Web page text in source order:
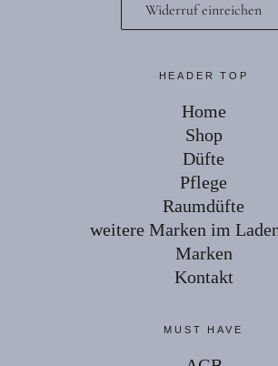
FacebookInstagram
Widerruf einreichen
HEADER TOP
Home
Shop
Düfte
Pflege
Raumdüfte
weitere Marken im
Marken
Kontakt
MUST HAVE